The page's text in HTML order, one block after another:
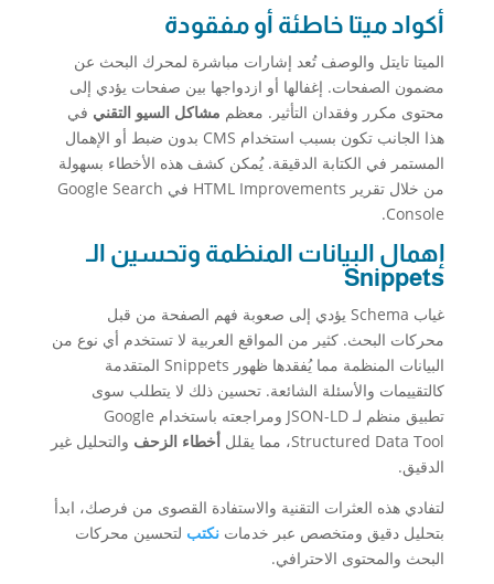
أكواد ميتا خاطئة أو مفقودة
الميتا تايتل والوصف تُعد إشارات مباشرة لمحرك البحث عن
مضمون الصفحات. إغفالها أو ازدواجها بين صفحات يؤدي إلى
محتوى مكرر وفقدان التأثير. معظم مشاكل السيو التقني في
هذا الجانب تكون بسبب استخدام CMS بدون ضبط أو الإهمال
المستمر في الكتابة الدقيقة. يُمكن كشف هذه الأخطاء بسهولة
من خلال تقرير HTML Improvements في Google Search
Console.
إهمال البيانات المنظمة وتحسين الـ
Snippets
غياب Schema يؤدي إلى صعوبة فهم الصفحة من قبل
محركات البحث. كثير من المواقع العربية لا تستخدم أي نوع من
البيانات المنظمة مما يُفقدها ظهور Snippets المتقدمة
كالتقييمات والأسئلة الشائعة. تحسين ذلك لا يتطلب سوى
تطبيق منظم لـ JSON-LD ومراجعته باستخدام Google
Structured Data Tool، مما يقلل
أخطاء الزحف والتحليل غير
الدقيق.
لتفادي هذه العثرات التقنية والاستفادة القصوى من فرصك، ابدأ
بتحليل دقيق ومتخصص عبر خدمات نكتب لتحسين محركات
البحث والمحتوى الاحترافي.